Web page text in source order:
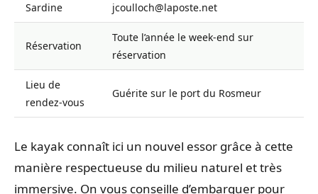
Sardine
jcoulloch@laposte.net
Réservation
Toute l’année le week-end sur
réservation
Lieu de
rendez-vous
Guérite sur le port du Rosmeur
Le kayak connaît ici un nouvel essor grâce à cette
manière respectueuse du milieu naturel et très
immersive. On vous conseille d’embarquer pour